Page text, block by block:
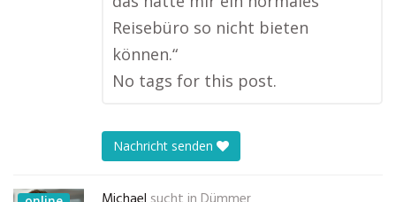
Reisebüro so nicht bieten
können.“
No tags for this post.
Nachricht senden